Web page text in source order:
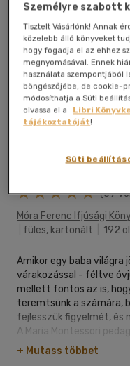
Kívánságlistához adom
(59
Móra Ferenc Ifjúsági
füles, kartonált 192
Amikor egy baba
várakozással - féltve
mellett fontos az is,
teremtsünk a számára,
fejlesszük figyelmét, és
A Maria Montessori
gyakorlatokat ajánl a
hónapos koráig.
+ Mutass többet
Személyre szabott
Tisztelt Vásárlónk! Annak
közelebb álló könyveket
hogy fogadja el az ehhez
megnyomásával. Ennek
használata szempontjából
böngészőjébe, de cookie-
módosíthatja a Süti
olvassa el a
Libri
tájékoztatóját!
Süti